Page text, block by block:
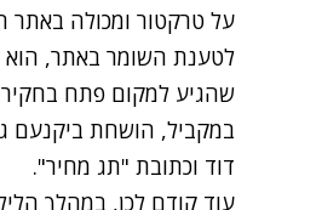
על טרקטור ומכולה באתר
לטענת השומר באתר, הוא
שהגיע למקום פתח
במקביל, הושחת ביקנעם
דוד וכתובת "תג מחיר".
עוד קודם לכן, במהלך